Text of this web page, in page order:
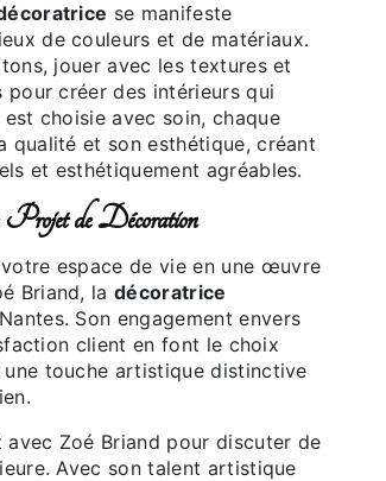
se manifeste
de couleurs et de matériaux.
jouer avec les textures et
créer des intérieurs qui
choisie avec soin, chaque
qualité et son esthétique, créant
et esthétiquement agréables.
de Décoration
espace de vie en une œuvre
Briand, ladécoratrice
Son engagement envers
client en font le choix
touche artistique distinctive
Zoé Briand pour discuter de
Avec son talent artistique